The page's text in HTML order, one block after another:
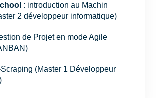
: introduction au Machin
2 développeur informatique)
de Projet en mode Agile
(Master 1 Développeur